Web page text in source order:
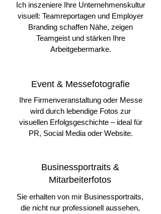
Ich inszeniere Ihre Unternehmenskultur
visuell: Teamreportagen und Employer
Branding schaffen Nähe, zeigen
Teamgeist und stärken Ihre
Arbeitgebermarke.
Event & Messefotografie
Ihre Firmenveranstaltung oder Messe
wird durch lebendige Fotos zur
visuellen Erfolgsgeschichte – ideal für
PR, Social Media oder Website.
Businessportraits &
Mitarbeiterfotos
Sie erhalten von mir Businessportraits,
die nicht nur professionell aussehen,